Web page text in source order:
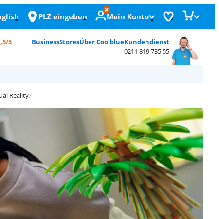
PLZ eingeben Mein Konto
5 BusinessStoresÜber CoolblueKundendienst
0211 819 735 55
Reality?